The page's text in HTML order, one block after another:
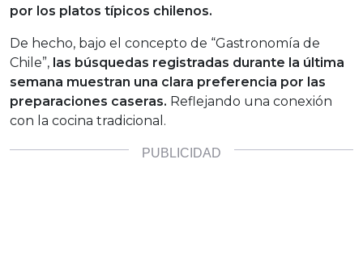
por los platos típicos chilenos.
De hecho, bajo el concepto de “Gastronomía de
Chile”, las búsquedas registradas durante la última
semana muestran una clara preferencia por las
preparaciones caseras. Reflejando una conexión
con la cocina tradicional.